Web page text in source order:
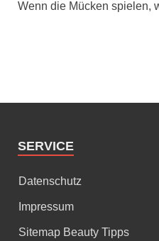
Wenn die Mücken spielen,
SERVICE
Datenschutz
Impressum
Sitemap Beauty Tipps